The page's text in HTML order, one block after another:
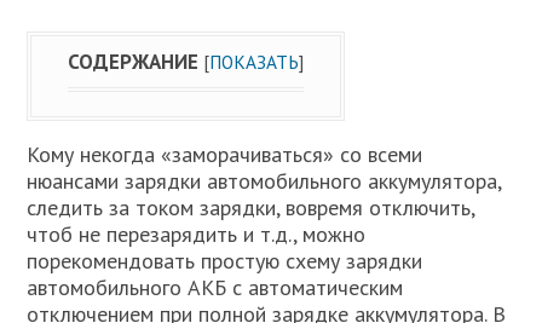
СОДЕРЖАНИЕ [ПОКАЗАТЬ]
Кому некогда «заморачиваться» со всеми
нюансами зарядки автомобильного аккумулятора,
следить за током зарядки, вовремя отключить,
чтоб не перезарядить и т.д., можно
порекомендовать простую схему зарядки
автомобильного АКБ с автоматическим
отключением при полной зарядке аккумулятора. В